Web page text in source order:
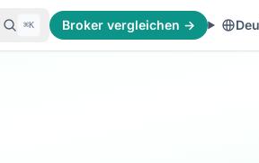
⌘K Broker vergleichen →